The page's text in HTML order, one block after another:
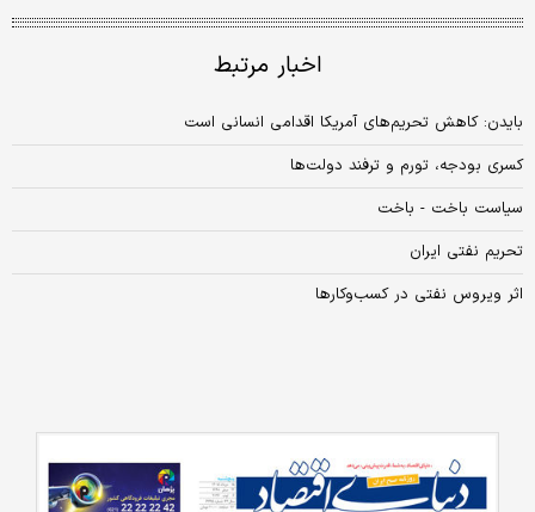
اخبار مرتبط
بایدن: کاهش تحریم‌های آمریکا اقدامی انسانی است
کسری بودجه، تورم و ترفند دولت‌ها
سیاست باخت - باخت
تحریم نفتی ایران
اثر ویروس نفتی در کسب‌وکارها